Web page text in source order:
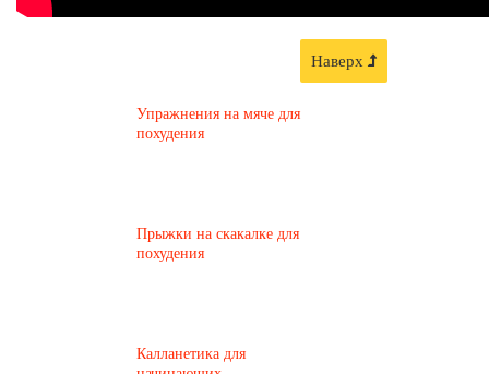
Наверх
Упражнения на мяче для
похудения
Прыжки на скакалке для
похудения
Калланетика для